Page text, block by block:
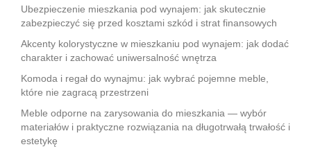
Ubezpieczenie mieszkania pod wynajem: jak skutecznie
zabezpieczyć się przed kosztami szkód i strat finansowych
Akcenty kolorystyczne w mieszkaniu pod wynajem: jak dodać
charakter i zachować uniwersalność wnętrza
Komoda i regał do wynajmu: jak wybrać pojemne meble,
które nie zagracą przestrzeni
Meble odporne na zarysowania do mieszkania — wybór
materiałów i praktyczne rozwiązania na długotrwałą trwałość i
estetykę